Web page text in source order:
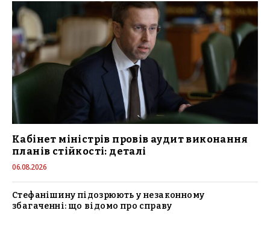
Кабінет міністрів провів аудит виконання
планів стійкості: деталі
06.08.2026
Стефанішину підозрюють у незаконному
збагаченні: що відомо про справу